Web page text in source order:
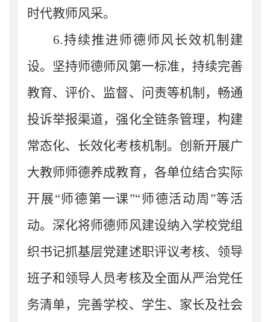
时代教师风采。
6.持续推进师德师风长效机制建
设。坚持师德师风第一标准，持续完善
教育、评价、监督、问责等机制，畅通
投诉举报渠道，强化全链条管理，构建
常态化、长效化考核机制。创新开展广
大教师师德养成教育， 各单位结合实际
开展“师德第一课”“师德活动周”等活
动。深化将师德师风建设纳入学校党组
织书记抓基层党建述职评议考核、领导
班子和领导人员考核及全面从严治党任
务清单，完善学校、学生、家长及社会